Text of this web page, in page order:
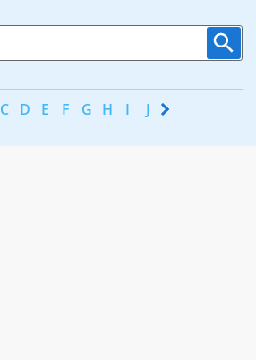
C D E F G H I J K